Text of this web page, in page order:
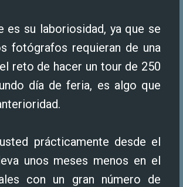
su laboriosidad, ya que se
fotógrafos requieran de una
reto de hacer un tour de 250
día de feria, es algo que
prácticamente desde el
unos meses menos en el
con un gran número de